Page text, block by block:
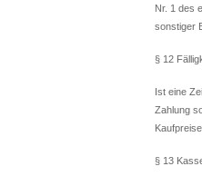
Nr. 1 des
sonstiger
§ 12
Ist eine
Zahlung
§ 13